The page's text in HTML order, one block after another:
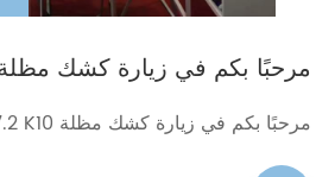
مرحبًا بكم في زيارة كشك مظلة UNI 17.2 K10
مرحبًا بكم في زيارة كشك مظلة UNI 17.2 K10